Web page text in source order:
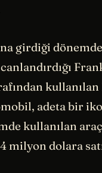
girdiği
kullanılan
adeta bir
kullanılan
milyon dolara